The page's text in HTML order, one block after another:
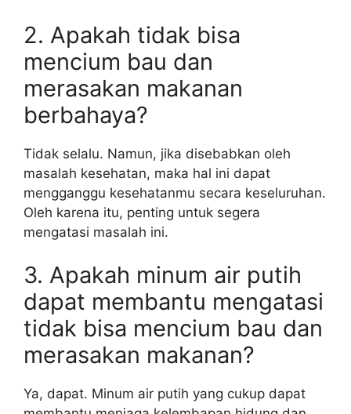
2. Apakah tidak bisa
mencium bau dan
merasakan makanan
berbahaya?
Tidak selalu. Namun, jika disebabkan oleh
masalah kesehatan, maka hal ini dapat
mengganggu kesehatanmu secara keseluruhan.
Oleh karena itu, penting untuk segera
mengatasi masalah ini.
3. Apakah minum air putih
dapat membantu mengatasi
tidak bisa mencium bau dan
merasakan makanan?
Ya, dapat. Minum air putih yang cukup dapat